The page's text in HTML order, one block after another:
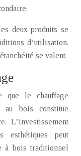
deux produits se
d’utilisation.
se valent.
que le chauffage
bois constitue
L’investissement
esthétiques peut
à bois traditionnel